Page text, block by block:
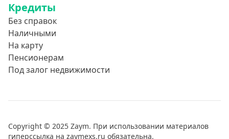
Кредиты
Без справок
Наличными
На карту
Пенсионерам
Под залог недвижимости
Copyright © 2025 Zaym. При использовании материалов
гиперссылка на zaymexs.ru обязательна.